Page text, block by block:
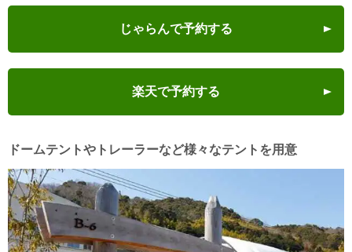
じゃらんで予約する
楽天で予約する
ドームテントやトレーラーなど様々なテントを用意